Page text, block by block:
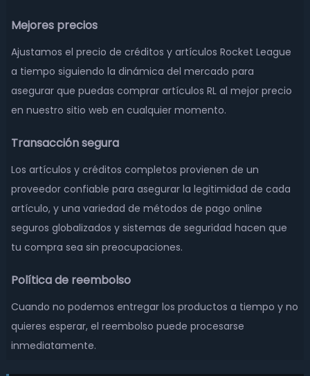
Mejores precios
Ajustamos el precio de créditos y artículos Rocket League
a tiempo siguiendo la dinámica del mercado para
asegurar que puedas comprar artículos RL al mejor precio
en nuestro sitio web en cualquier momento.
Transacción segura
Los artículos y créditos completos provienen de un
proveedor confiable para asegurar la legitimidad de cada
artículo, y una variedad de métodos de pago online
seguros globalizados y sistemas de seguridad hacen que
tu compra sea sin preocupaciones.
Política de reembolso
Cuando no podemos entregar los productos a tiempo y no
quieres esperar, el reembolso puede procesarse
inmediatamente.